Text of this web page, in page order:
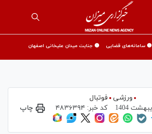
🟡 سامانه‌های قضایی 🟡 جنایت میدان علیخانی اصفهان
ورزشی
فوتبال
کد خبر: ۴۸۳۶۳۹۴ چاپ